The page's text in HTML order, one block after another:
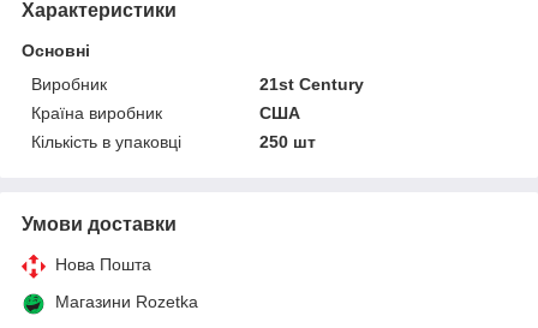
Характеристики
Основні
Виробник
21st Century
Країна виробник
США
Кількість в упаковці
250 шт
Умови доставки
Нова Пошта
Магазини Rozetka